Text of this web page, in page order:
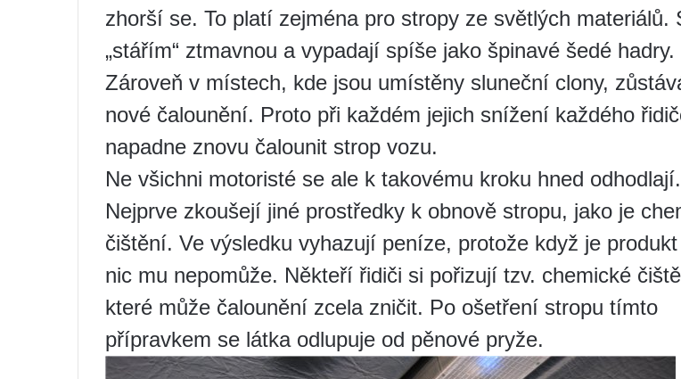
zhorší se. To platí zejména pro stropy ze světlých materiálů.
„stářím“ ztmavnou a vypadají spíše jako špinavé šedé hadry.
Zároveň v místech, kde jsou umístěny sluneční clony,
nové čalounění. Proto při každém jejich snížení každého
napadne znovu čalounit strop vozu.
Ne všichni motoristé se ale k takovému kroku hned odhodlají.
Nejprve zkoušejí jiné prostředky k obnově stropu, jako je
čištění. Ve výsledku vyhazují peníze, protože když je
nic mu nepomůže. Někteří řidiči si pořizují tzv. chemické
které může čalounění zcela zničit. Po ošetření stropu tímto
přípravkem se látka odlupuje od pěnové pryže.